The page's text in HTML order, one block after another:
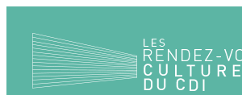
contenu